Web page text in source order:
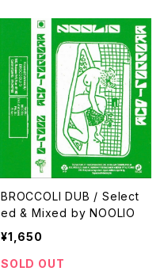
BROCCOLI DUB / Select
ed & Mixed by NOOLIO
¥1,650
SOLD OUT